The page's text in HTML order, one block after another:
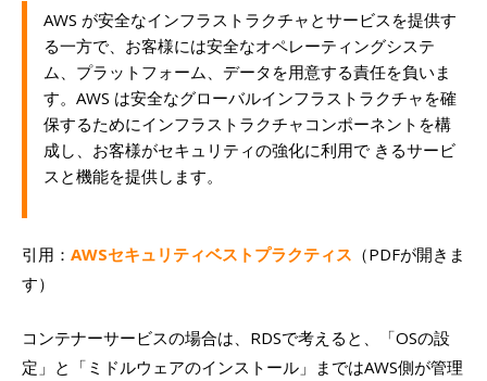
AWS が安全なインフラストラクチャとサービスを提供す
る一方で、お客様には安全なオペレーティングシステ
ム、プラットフォーム、データを用意する責任を負いま
す。AWS は安全なグローバルインフラストラクチャを確
保するためにインフラストラクチャコンポーネントを構
成し、お客様がセキュリティの強化に利用で きるサービ
スと機能を提供します。
引用： AWSセキュリティベストプラクティス （PDFが開きま
す）
コンテナーサービスの場合は、RDSで考えると、「OSの設
定」と「ミドルウェアのインストール」まではAWS側が管理